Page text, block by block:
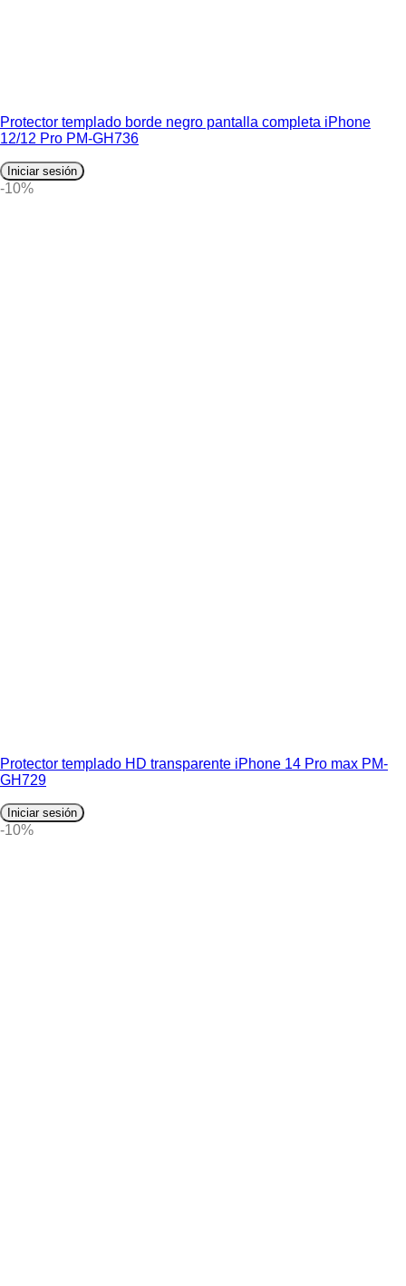
Protector templado borde negro pantalla completa iPhone
12/12 Pro PM-GH736
Iniciar sesión
-10%
Protector templado HD transparente iPhone 14 Pro max PM-
GH729
Iniciar sesión
-10%